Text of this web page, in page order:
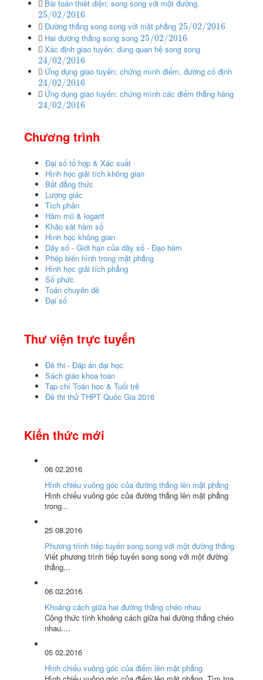
Bài toán thiết diện: song song với một đường.
25/02/2016
Đường thẳng song song với mặt phẳng 25/02/2016
Hai đường thẳng song song 25/02/2016
Xác định giao tuyến: dùng quan hệ song song
24/02/2016
Ứng dụng giao tuyến: chứng mình điểm, đường cố định
24/02/2016
Ứng dụng giao tuyến: chứng mình các điểm thẳng hàng
24/02/2016
Chương trình
Đại số tổ hợp & Xác suất
Hình học giải tích không gian
Bất đẳng thức
Lượng giác
Tích phân
Hàm mũ & logarit
Khảo sát hàm số
Hình học không gian
Dãy số - Giới hạn của dãy số - Đạo hàm
Phép biến hình trong mặt phẳng
Hình học giải tích phẳng
Số phức
Toán chuyên đề
Đại số
Thư viện trực tuyến
Đề thi - Đáp án đại học
Sách giáo khoa toán
Tạp chí Toán học & Tuổi trẻ
Đề thi thử THPT Quốc Gia 2016
Kiến thức mới
06 02.2016
Hình chiếu vuông góc của đường thẳng lên mặt phẳng
Hình chiếu vuông góc của đường thẳng lên mặt phẳng
trong...
25 08.2016
Phương trình tiếp tuyến song song với một đường thẳng
Viết phương trình tiếp tuyến song song với một đường
thẳng...
06 02.2016
Khoảng cách giữa hai đường thẳng chéo nhau
Công thức tính khoảng cách giữa hai đường thẳng chéo
nhau....
05 02.2016
Hình chiếu vuông góc của điểm lên mặt phẳng